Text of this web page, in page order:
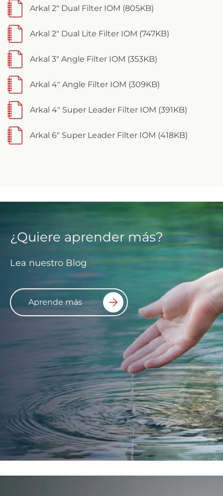
Arkal 2" Dual Filter IOM (805KB)
Arkal 2" Dual Lite Filter IOM (747KB)
Arkal 3" Angle Filter IOM (353KB)
Arkal 4" Angle Filter IOM (309KB)
Arkal 4" Super Leader Filter IOM (391KB)
Arkal 6" Super Leader Filter IOM (418KB)
¿Quiere aprender más?
Lea nuestro Blog
Aprende más